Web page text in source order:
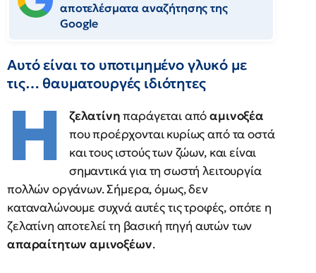
αποτελέσματα αναζήτησης της
Google
Αυτό είναι το υποτιμημένο γλυκό με
τις… θαυματουργές ιδιότητες
Η ζελατίνηπαράγεται απόαμινοξέα
που προέρχονται κυρίως από τα οστά
και τους ιστούς των ζώων, και είναι
σημαντικά για τη σωστή λειτουργία
πολλών οργάνων. Σήμερα, όμως, δεν
καταναλώνουμε συχνά αυτές τις τροφές, οπότε η
ζελατίνη αποτελεί τη βασική πηγή αυτών των
απαραίτητων αμινοξέων.